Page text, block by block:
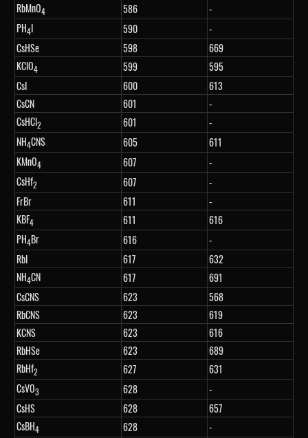
RbMnO4 586
-
PH4I 590
-
CsHSe
598
669
KClO4 599
595
CsI
600
613
CsCN
601
-
CsHCl2 601
-
NH4CNS 605
611
KMnO4 607
-
CsHf2 607
-
FrBr
611
-
KBF4 611
616
PH4Br 616
-
RbI
617
632
NH4CN 617
691
CsCNS
623
568
RbCNS
623
619
KCNS
623
616
RbHSe
623
689
RbHf2 627
631
CsVO3 628
-
CsHS
628
657
CsBH4 628
-